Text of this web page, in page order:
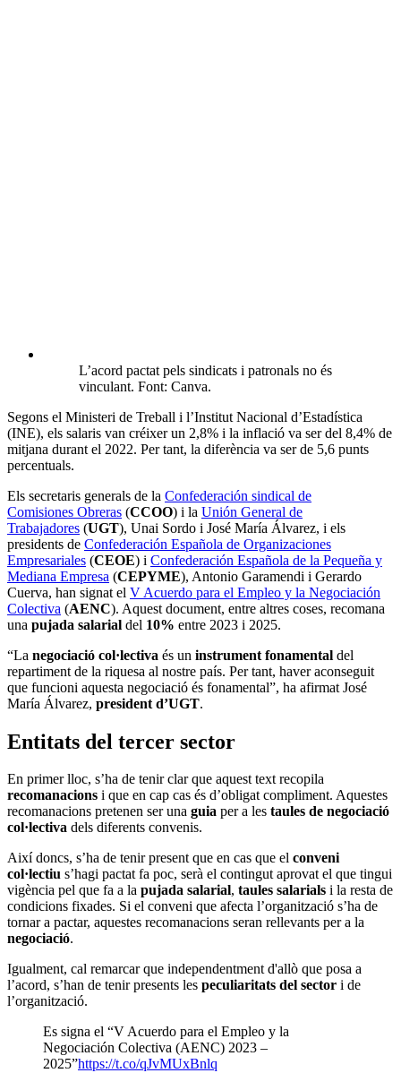
L’acord pactat pels sindicats i patronals no és
vinculant. Font: Canva.
Segons el Ministeri de Treball i l’Institut Nacional d’Estadística
(INE), els salaris van créixer un 2,8% i la inflació va ser del 8,4% de
mitjana durant el 2022. Per tant, la diferència va ser de 5,6 punts
percentuals.
Els secretaris generals de la Confederación sindical de
Comisiones Obreras (CCOO) i la Unión General de
Trabajadores (UGT), Unai Sordo i José María Álvarez, i els
presidents de Confederación Española de Organizaciones
Empresariales (CEOE) i Confederación Española de la Pequeña y
Mediana Empresa (CEPYME), Antonio Garamendi i Gerardo
Cuerva, han signat el V Acuerdo para el Empleo y la Negociación
Colectiva (AENC). Aquest document, entre altres coses, recomana
una pujada salarial del 10% entre 2023 i 2025.
“La negociació col·lectiva és un instrument fonamental del
repartiment de la riquesa al nostre país. Per tant, haver aconseguit
que funcioni aquesta negociació és fonamental”, ha afirmat José
María Álvarez, president d’UGT.
Entitats del tercer sector
En primer lloc, s’ha de tenir clar que aquest text recopila
recomanacions i que en cap cas és d’obligat compliment. Aquestes
recomanacions pretenen ser una guia per a les taules de negociació
col·lectiva dels diferents convenis.
Així doncs, s’ha de tenir present que en cas que el conveni
col·lectiu s’hagi pactat fa poc, serà el contingut aprovat el que tingui
vigència pel que fa a la pujada salarial, taules salarials i la resta de
condicions fixades. Si el conveni que afecta l’organització s’ha de
tornar a pactar, aquestes recomanacions seran rellevants per a la
negociació.
Igualment, cal remarcar que independentment d'allò que posa a
l’acord, s’han de tenir presents les peculiaritats del sector i de
l’organització.
Es signa el “V Acuerdo para el Empleo y la
Negociación Colectiva (AENC) 2023 –
2025”https://t.co/qJvMUxBnlq